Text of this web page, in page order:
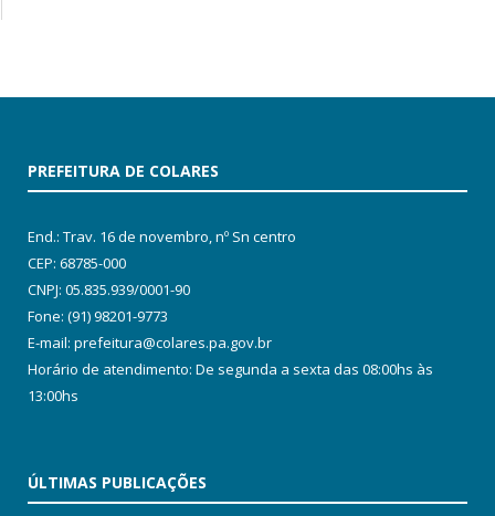
PREFEITURA DE COLARES
End.: Trav. 16 de novembro, nº Sn centro
CEP: 68785-000
CNPJ: 05.835.939/0001-90
Fone: (91) 98201-9773
E-mail: prefeitura@colares.pa.gov.br
Horário de atendimento: De segunda a sexta das 08:00hs às
13:00hs
ÚLTIMAS PUBLICAÇÕES